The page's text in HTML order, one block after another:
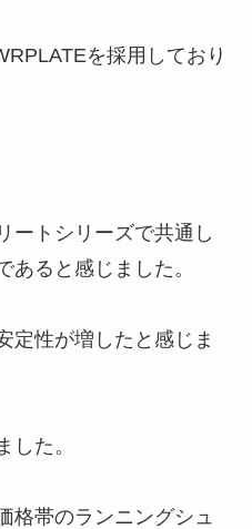
を採用しており
ートシリーズで共通し
あると感じました。
定性が増したと感じま
した。
格帯のランニングシュ